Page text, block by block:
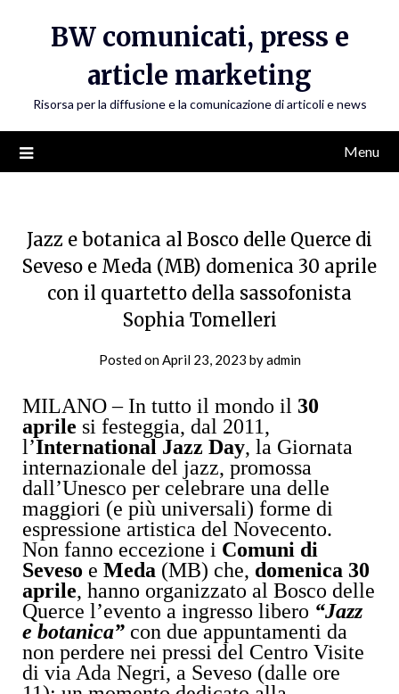
BW comunicati, press e
article marketing
Risorsa per la diffusione e la comunicazione di articoli e news
Menu
Jazz e botanica al Bosco delle Querce di
Seveso e Meda (MB) domenica 30 aprile
con il quartetto della sassofonista
Sophia Tomelleri
Posted onApril 23, 2023 byadmin
MILANO – In tutto il mondo il 30
aprile si festeggia, dal 2011,
l’International Jazz Day, la Giornata
internazionale del jazz, promossa
dall’Unesco per celebrare una delle
maggiori (e più universali) forme di
espressione artistica del Novecento.
Non fanno eccezione i Comuni di
Seveso e Meda (MB) che, domenica 30
aprile, hanno organizzato al Bosco delle
Querce l’evento a ingresso libero “Jazz
e botanica” con due appuntamenti da
non perdere nei pressi del Centro Visite
di via Ada Negri, a Seveso (dalle ore